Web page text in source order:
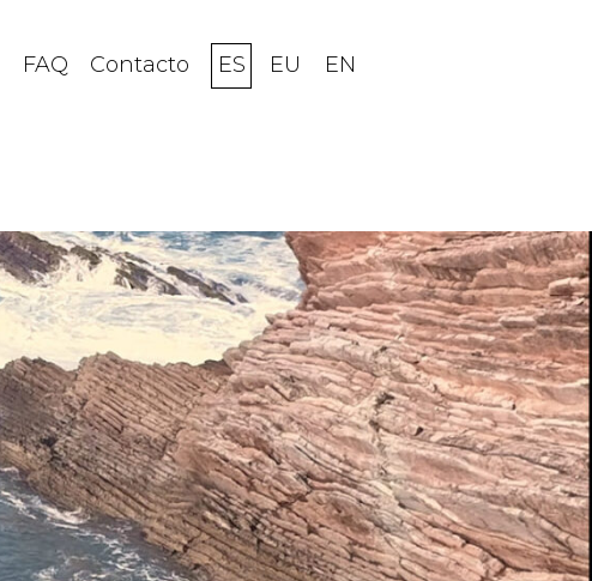
FAQ Contacto ES EU EN